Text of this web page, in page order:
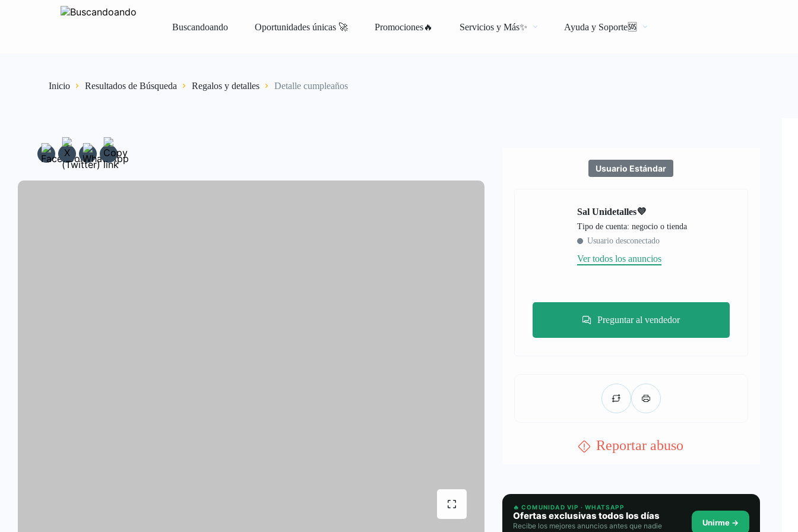
Buscandoando Oportunidades únicas 🚀 Promociones🔥 Servicios y Más✨ Ayuda y Soporte🆘
Iniciar Sesión Registrar Vender Gratis
Inicio Resultados de Búsqueda Regalos y detalles Detalle cumpleaños
Usuario Estándar
Sal Unidetalles💜
tipo de cuenta: negocio o tienda
Usuario desconectado
Ver todos los anuncios
Preguntar al vendedor
Reportar abuso
🔥 COMUNIDAD VIP · WHATSAPP
Ofertas exclusivas todos los días
Recibe los mejores anuncios antes que nadie Unirme →